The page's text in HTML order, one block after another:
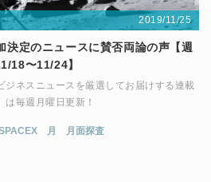
2019/11/25
定のニュースに賛否両論の声【週
18〜11/24】
ジネスニュースを厳選してお届けする連載
は毎週月曜日更新！
月
月面探査